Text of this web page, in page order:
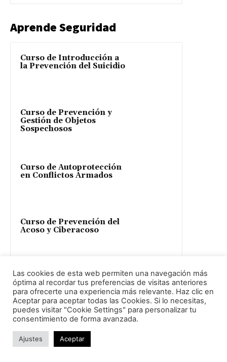
Aprende Seguridad
Curso de Introducción a
la Prevención del Suicidio
Curso de Prevención y
Gestión de Objetos
Sospechosos
Curso de Autoprotección
en Conflictos Armados
Curso de Prevención del
Acoso y Ciberacoso
Ciberseguridad (Usuarios)
Curso de Introducción al
Las cookies de esta web permiten una navegación más
óptima al recordar tus preferencias de visitas anteriores
para ofrecerte una experiencia más relevante. Haz clic en
Aceptar para aceptar todas las Cookies. Si lo necesitas,
puedes visitar "Cookie Settings" para personalizar tu
consentimiento de forma avanzada.
Ajustes Aceptar